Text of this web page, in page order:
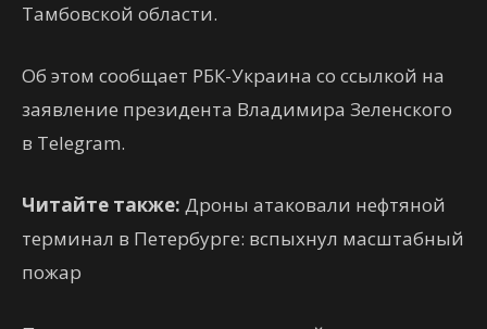
Тамбовской области.
Об этом сообщает РБК-Украина со ссылкой на
заявление президента Владимира Зеленского
в Telegram.
Читайте также: Дроны атаковали нефтяной
терминал в Петербурге: вспыхнул масштабный
пожар